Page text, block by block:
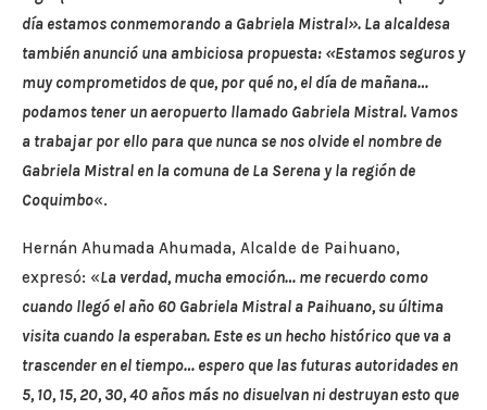
día estamos conmemorando a Gabriela Mistral». La alcaldesa
también anunció una ambiciosa propuesta: «Estamos seguros y
muy comprometidos de que, por qué no, el día de mañana…
podamos tener un aeropuerto llamado Gabriela Mistral. Vamos
a trabajar por ello para que nunca se nos olvide el nombre de
Gabriela Mistral en la comuna de La Serena y la región de
Coquimbo«.
Hernán Ahumada Ahumada, Alcalde de Paihuano,
expresó: «La verdad, mucha emoción… me recuerdo como
cuando llegó el año 60 Gabriela Mistral a Paihuano, su última
visita cuando la esperaban. Este es un hecho histórico que va a
trascender en el tiempo… espero que las futuras autoridades en
5, 10, 15, 20, 30, 40 años más no disuelvan ni destruyan esto que